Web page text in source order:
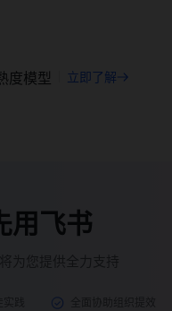
度模型 立即了解
用飞书